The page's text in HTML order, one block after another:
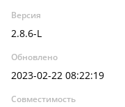
Версия
2.8.6-L
Обновлено
2023-02-22 08:22:19
Совместимость